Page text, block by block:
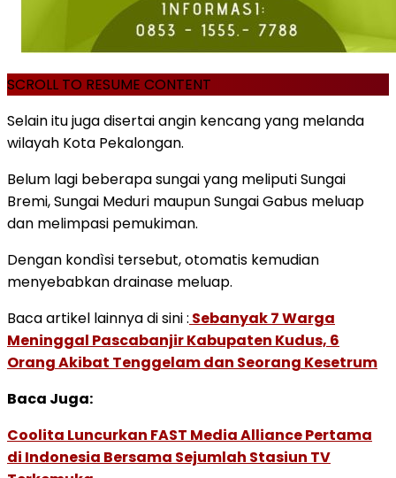
SCROLL TO RESUME CONTENT
Selain itu juga disertai angin kencang yang melanda
wilayah Kota Pekalongan.
Belum lagi beberapa sungai yang meliputi Sungai
Bremi, Sungai Meduri maupun Sungai Gabus meluap
dan melimpasi pemukiman.
Dengan kondìsi tersebut, otomatis kemudian
menyebabkan drainase meluap.
Baca artikel lainnya di sini : Sebanyak 7 Warga
Meninggal Pascabanjir Kabupaten Kudus, 6
Orang Akibat Tenggelam dan Seorang Kesetrum
Baca Juga:
Coolita Luncurkan FAST Media Alliance Pertama
di Indonesia Bersama Sejumlah Stasiun TV